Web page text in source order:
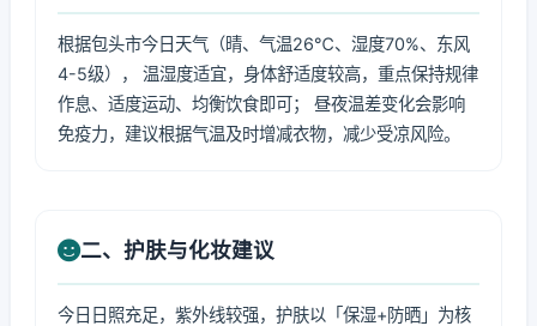
根据包头市今日天气（晴、气温26℃、湿度70%、东风
4-5级）， 温湿度适宜，身体舒适度较高，重点保持规律
作息、适度运动、均衡饮食即可； 昼夜温差变化会影响
免疫力，建议根据气温及时增减衣物，减少受凉风险。
二、护肤与化妆建议
今日日照充足，紫外线较强，护肤以「保湿+防晒」为核